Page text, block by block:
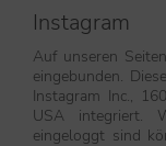
Instagram
Auf unseren
eingebunden.
Instagram Inc.,
USA integriert.
eingeloggt sind